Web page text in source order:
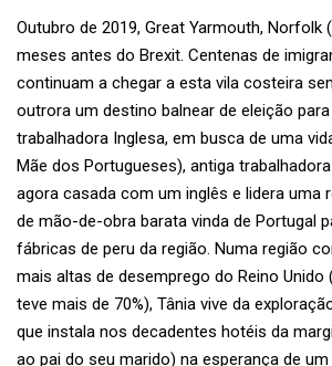
Outubro de 2019, Great Yarmouth, Norfolk
meses antes do Brexit. Centenas de
continuam a chegar a esta vila costeira
outrora um destino balnear de eleição
trabalhadora Inglesa, em busca de uma
Mãe dos Portugueses), antiga
agora casada com um inglês e lidera uma
de mão-de-obra barata vinda de Portugal
fábricas de peru da região. Numa região
mais altas de desemprego do Reino Unido
teve mais de 70%), Tânia vive da
que instala nos decadentes hotéis da
ao pai do seu marido) na esperança de um